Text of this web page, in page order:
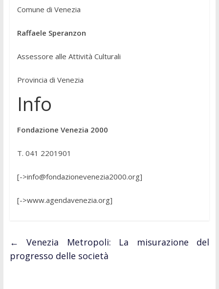
Comune di Venezia
Raffaele Speranzon
Assessore alle Attività Culturali
Provincia di Venezia
Info
Fondazione Venezia 2000
T. 041 2201901
[->info@fondazionevenezia2000.org]
[->www.agendavenezia.org]
←
Venezia Metropoli: La misurazione del
progresso delle società